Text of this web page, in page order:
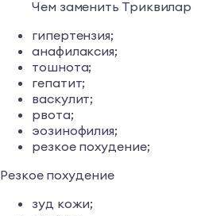
Чем заменить Триквилар
гипертензия;
анафилаксия;
тошнота;
гепатит;
васкулит;
рвота;
эозинофилия;
резкое похудение;
Резкое похудение
зуд кожи;